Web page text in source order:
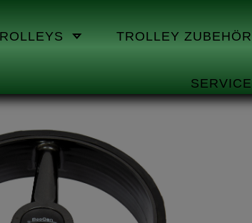
TROLLEY ZUBEHÖR
SERVICE